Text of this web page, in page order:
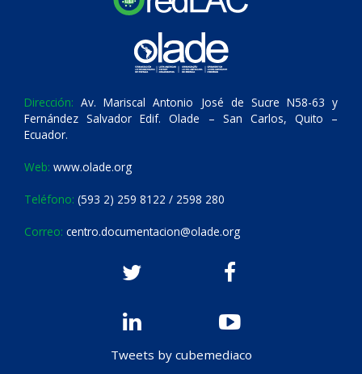
Dirección: Av. Mariscal Antonio José de Sucre N58-63 y
Fernández Salvador Edif. Olade – San Carlos, Quito –
Ecuador.
Web: www.olade.org
Teléfono: (593 2) 259 8122 / 2598 280
Correo: centro.documentacion@olade.org
Tweets by cubemediaco